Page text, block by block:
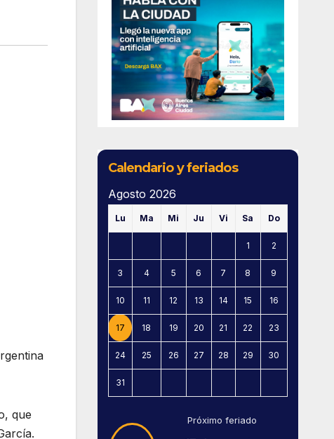
que
Calendario y feriados
Agosto 2026
Lu Ma Mi Ju Vi Sa Do
1 2
3 4 5 6 7 8 9
10 11 12 13 14 15 16
17 18 19 20 21 22 23
24 25 26 27 28 29 30
31
Próximo feriado